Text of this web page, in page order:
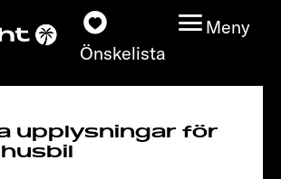
Önskelista
Meny
upplysningar för
Adventure